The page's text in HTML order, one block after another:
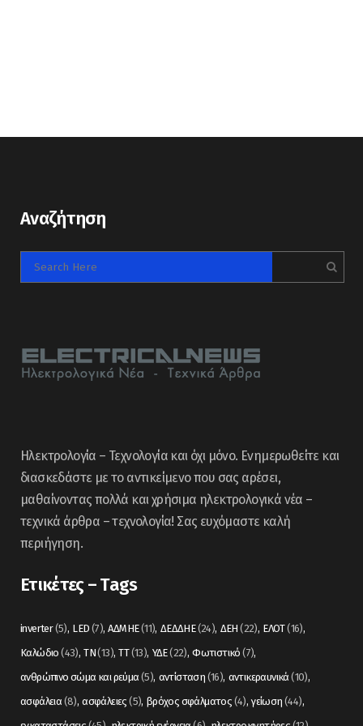
Αναζήτηση
Ηλεκτρολογία – Τεχνολογία και όχι μόνο. Ενημερωθείτε και
διασκεδάστε με το αντικείμενο που σας αρέσει,
μαθαίνοντας πολλά και χρήσιμα ηλεκτρολογικά νέα –
τεχνικά άρθρα – τεχνολογία! Σας ευχόμαστε καλή
περιήγηση.
Ετικέτες – Tags
inverter(5) LED (7) ΑΔΜΗΕ(11) ΔΕΔΔΗΕ(24) ΔΕΗ (22) ΕΛΟΤ(16)
Καλώδιο (43) ΤΝ(13) ΤΤ(13) ΥΔΕ(22) Φωτιστικό (7)
ανθρώπινο σώμα και ρεύμα (5) αντίσταση (16) αντικεραυνικά (10)
ασφάλεια (8) ασφάλειες (5) βρόχος σφάλματος (4) γείωση (44)